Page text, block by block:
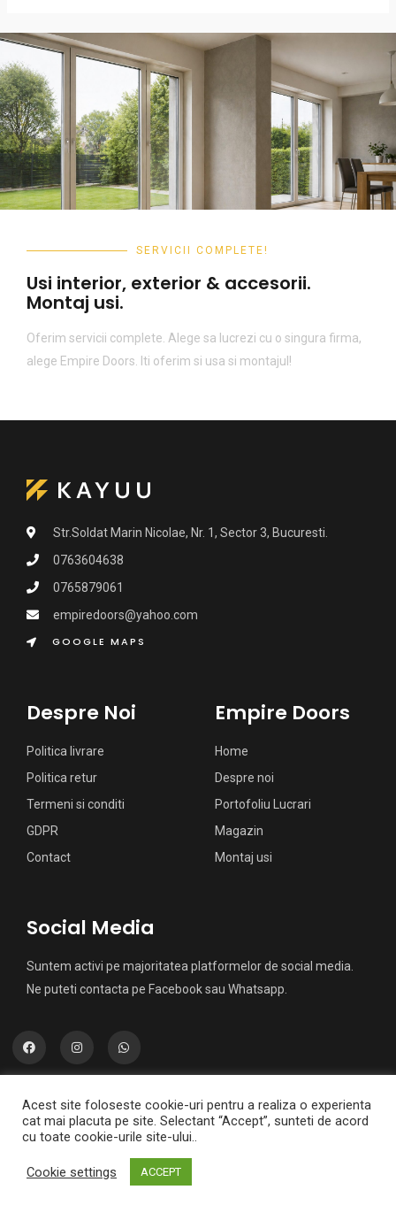
SERVICII COMPLETE!
Usi interior, exterior & accesorii.
Montaj usi.
Oferim servicii complete. Alege sa lucrezi cu o singura firma,
alege Empire Doors. Iti oferim si usa si montajul!
Str.Soldat Marin Nicolae, Nr. 1, Sector 3, Bucuresti.
0763604638
0765879061
empiredoors@yahoo.com
GOOGLE MAPS
Despre Noi
Politica livrare
Politica retur
Termeni si conditi
GDPR
Contact
Empire Doors
Home
Despre noi
Portofoliu Lucrari
Magazin
Montaj usi
Social Media
Suntem activi pe majoritatea platformelor de social media.
Ne puteti contacta pe Facebook sau Whatsapp.
Powered by Empire Doors - Usi si accesorii
Acest site foloseste cookie-uri pentru a realiza o experienta
cat mai placuta pe site. Selectant “Accept”, sunteti de acord
cu toate cookie-urile site-ului..
Cookie settings ACCEPT